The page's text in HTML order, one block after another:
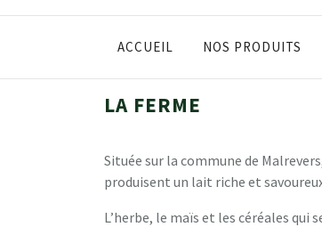
ACCUEIL NOS PRODUITS
LA FERME
Située sur la commune de
produisent un lait riche et
L’herbe, le maïs et les céréales